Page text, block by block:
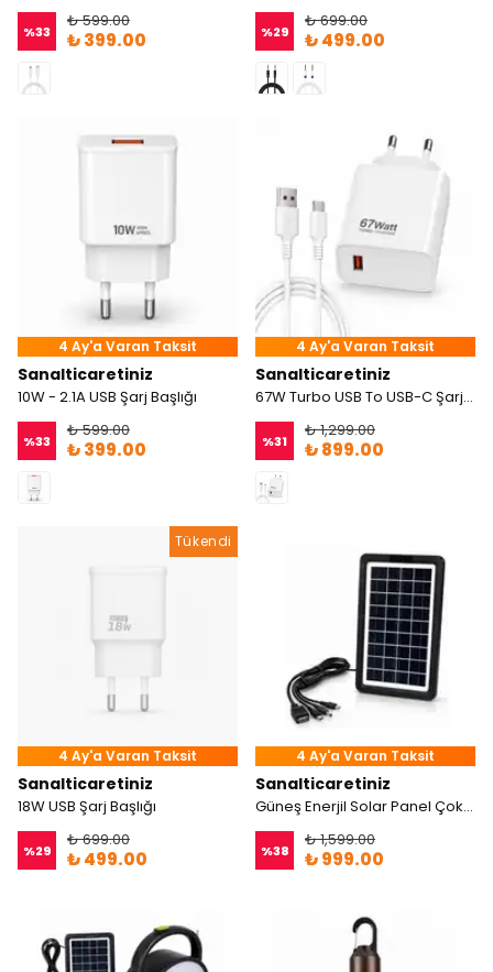
%33
₺ 599.00
₺ 399.00 %29
₺ 699.00
₺ 499.00
4 Ay'a Varan Taksit
Sanalticaretiniz
10W - 2.1A USB Şarj Başlığı
%33
₺ 599.00
₺ 399.00
4 Ay'a Varan Taksit
Sanalticaretiniz
67W Turbo USB To USB-C Şarj Aleti
%31
₺ 1,299.00
₺ 899.00
Tükendi
4 Ay'a Varan Taksit
Sanalticaretiniz
18W USB Şarj Başlığı
%29
₺ 699.00
₺ 499.00
4 Ay'a Varan Taksit
Sanalticaretiniz
Güneş Enerjil Solar Panel Çok Uçlu Şarj Cihazı
%38
₺ 1,599.00
₺ 999.00